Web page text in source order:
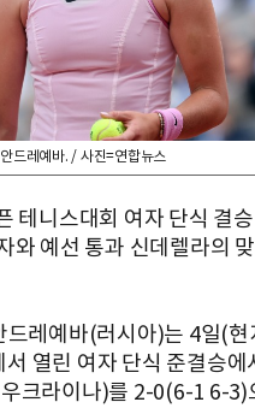
드레예바. / 사진=연합뉴스
테니스대회 여자 단식 결
와 예선 통과 신데렐라의
드레예바(러시아)는 4일(현
열린 여자 단식 준결승에
크라이나)를 2-0(6-1 6-3)